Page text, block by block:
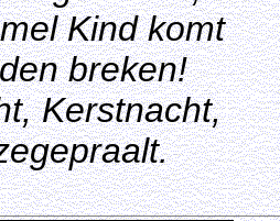
Kind komt
breken!
Kerstnacht,